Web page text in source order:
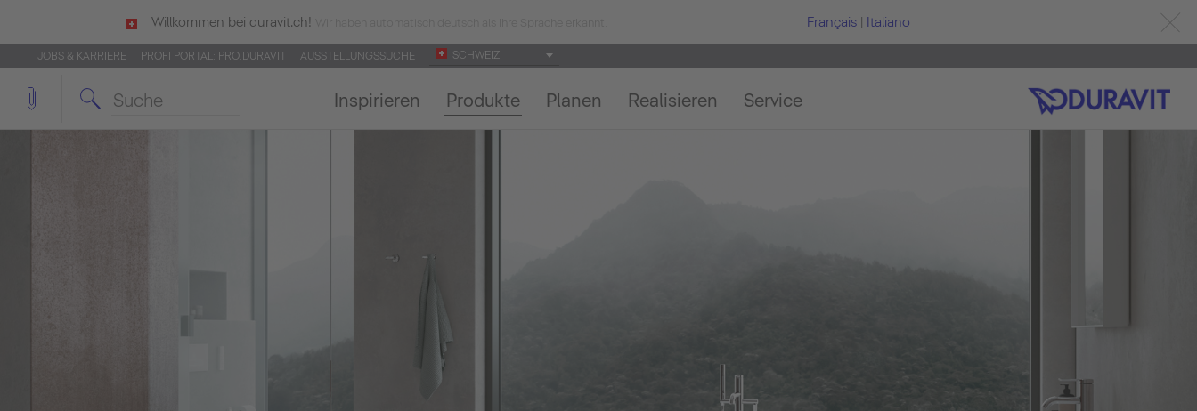
Willkommen bei duravit.ch! Français | Italiano
JOBS & KARRIERE PROFI PORTAL: PRO.DURAVIT AUSSTELLUNGSSUCHE SCHWEIZ
Inspirieren Produkte Planen Realisieren Service